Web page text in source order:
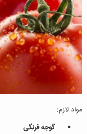
مواد لازم:
گوجه فرنگی